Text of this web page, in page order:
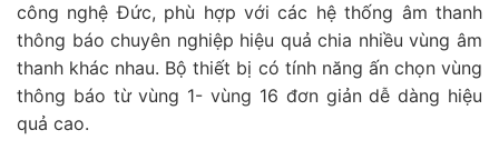
công nghệ Đức, phù hợp với các hệ thống âm thanh
thông báo chuyên nghiệp hiệu quả chia nhiều vùng âm
thanh khác nhau. Bộ thiết bị có tính năng ấn chọn vùng
thông báo từ vùng 1- vùng 16 đơn giản dễ dàng hiệu
quả cao.